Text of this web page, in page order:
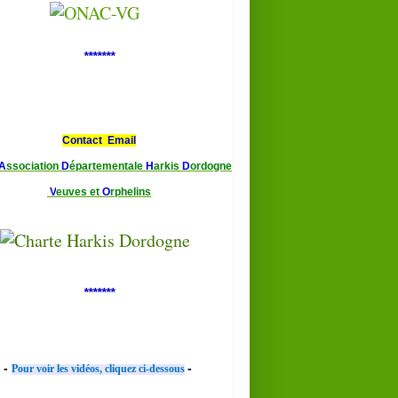
*******
Contact Email
ssociation Départementale Harkis Dordogne
Veuves et Orphelins
*******
- Pour voir les vidéos, cliquez ci-dessous -